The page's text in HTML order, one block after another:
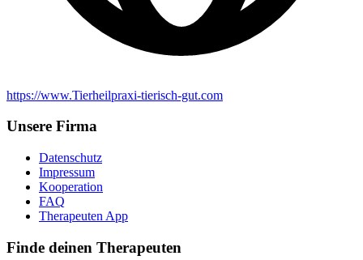
https://www.Tierheilpraxi-tierisch-gut.com
Unsere Firma
Datenschutz
Impressum
Kooperation
FAQ
Therapeuten App
Finde deinen Therapeuten